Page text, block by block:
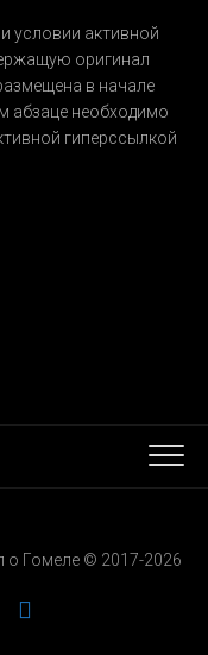
условии активной
оригинал
в начале
абзаце необходимо
гиперссылкой
о Гомеле © 2017-2026